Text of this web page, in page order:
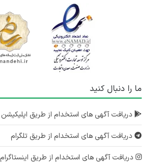
ما را دنبال کنید
دریافت آگهی های استخدام از طریق اپلیکیشن
دریافت آگهی های استخدام از طریق تلگرام
دریافت آگهی های استخدام از طریق اینستاگرام